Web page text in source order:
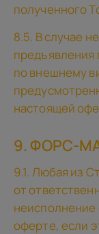
полученного
8.5. В случае
предъявления
по внешнему
настоящей
9. ФОРС-
9.1. Любая из
от
неисполнение
оферте, если